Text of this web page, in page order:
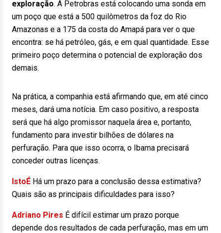
exploração. A Petrobras está colocando uma sonda em
um poço que está a 500 quilômetros da foz do Rio
Amazonas e a 175 da costa do Amapá para ver o que
encontra: se há petróleo, gás, e em qual quantidade. Esse
primeiro poço determina o potencial de exploração dos
demais.
Na prática, a companhia está afirmando que, em até cinco
meses, dará uma notícia. Em caso positivo, a resposta
será que há algo promissor naquela área e, portanto,
fundamento para investir bilhões de dólares na
perfuração. Para que isso ocorra, o Ibama precisará
conceder outras licenças.
IstoÉ Há um prazo para a conclusão dessa estimativa?
Quais são as principais dificuldades para isso?
Adriano Pires É difícil estimar um prazo porque
depende dos resultados de cada perfuração, mas em um